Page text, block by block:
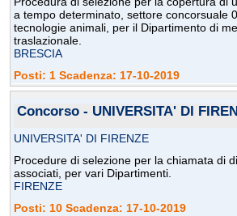
a tempo determinato, settore concorsuale
tecnologie animali, per il Dipartimento di
traslazionale.
BRESCIA
Posti: 1 Scadenza: 17-10-2019
Concorso - UNIVERSITA' DI
UNIVERSITA' DI FIRENZE
Procedure di selezione per la chiamata di
associati, per vari Dipartimenti.
FIRENZE
Posti: 10 Scadenza: 17-10-2019